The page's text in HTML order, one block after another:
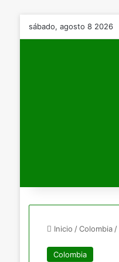
sábado, agosto 8 2026
Inicio / Colombia /
Colombia